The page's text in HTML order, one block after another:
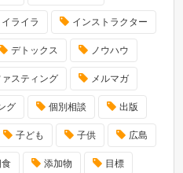
イライラ インストラクター
デトックス ノウハウ
ァスティング メルマガ
グ 個別相談 出版
子ども 子供 広島
食 添加物 目標